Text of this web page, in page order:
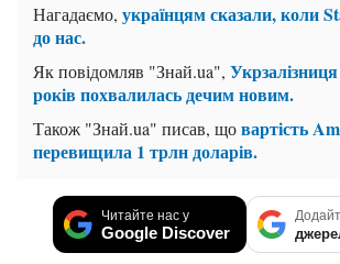
Нагадаємо, українцям сказали, коли
до нас.
Як повідомляв "Знай.ua",
років похвалилась дечим новим.
Також "Знай.ua" писав, щовартість
перевищила 1 трлн доларів.
Читайте нас у
Google Discover